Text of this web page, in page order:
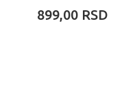
899,00 RSD